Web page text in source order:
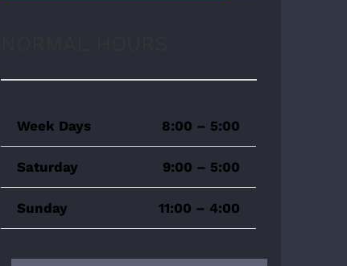
Week Days 8:00 – 5:00
Saturday 9:00 – 5:00
Sunday 11:00 – 4:00